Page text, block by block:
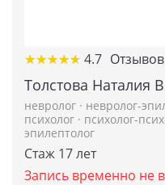
★★★★★
★★★★★ 4.7
Толстова Наталия
невролог · невролог-
психолог · психолог-
эпилептолог
Стаж 17 лет
Запись временно не